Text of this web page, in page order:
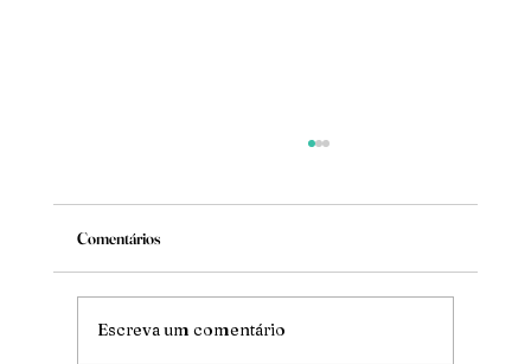
Mude
Comentários
Escreva um comentário